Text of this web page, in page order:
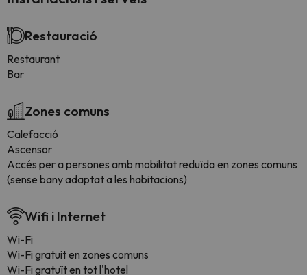
Restauració
Restaurant
Bar
Zones comuns
Calefacció
Ascensor
Accés per a persones amb mobilitat reduïda en zones comuns
(sense bany adaptat a les habitacions)
Wifi i Internet
Wi-Fi
Wi-Fi gratuit en zones comuns
Wi-Fi gratuït en tot l'hotel